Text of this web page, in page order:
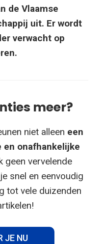
de Vlaamse
uit. Er wordt
verwacht op
meer?
niet alleen een
en onafhankelijke
geen vervelende
snel en eenvoudig
tot vele duizenden
JE NU